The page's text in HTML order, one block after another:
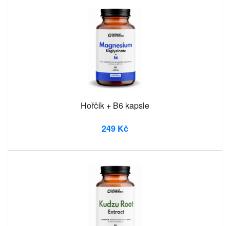
Hořčík + B6 kapsle
249 Kč